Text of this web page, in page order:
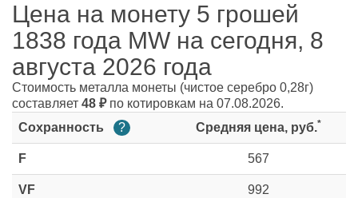
Цена на монету 5 грошей
1838 года MW на сегодня, 8
августа 2026 года
Стоимость металла монеты (чистое серебро 0,28г)
составляет 48 ₽по котировкам на 07.08.2026.
Сохранность
? Средняя цена, руб.*
F 567
VF 992